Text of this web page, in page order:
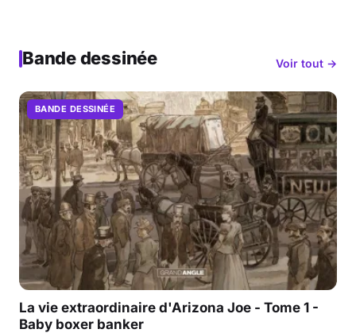
Bande dessinée Voir tout →
BANDE DESSINÉE
La vie extraordinaire d'Arizona Joe - Tome 1 -
Baby boxer banker